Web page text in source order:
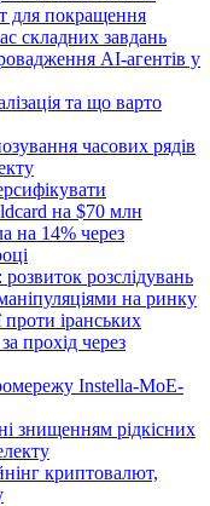
для покращення
складних завдань
AI-агентів у
та що варто
часових рядів
на $70 млн
на 14% через
розслідувань
на ринку
іранських
прохід через
Instella-MoE-
знищенням рідкісних
криптовалют,